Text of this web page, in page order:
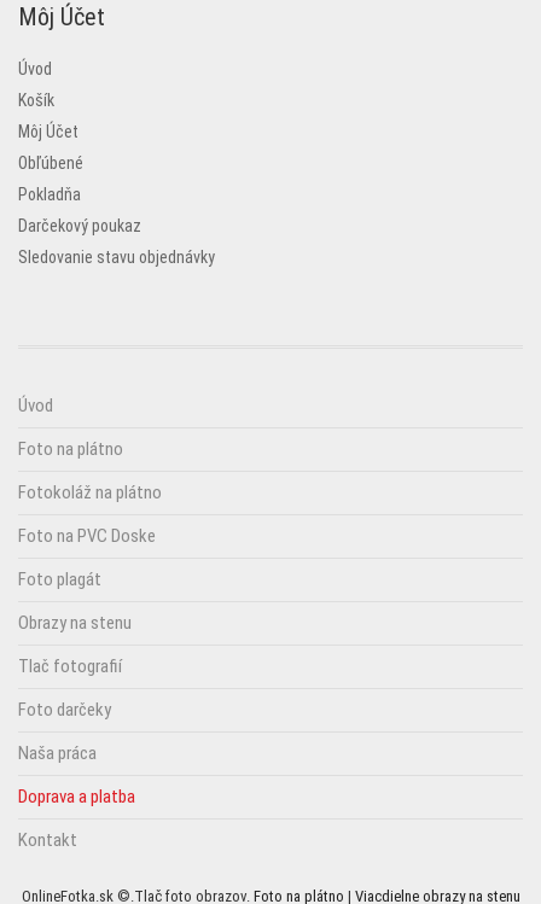
Môj Účet
Úvod
Košík
Môj Účet
Obľúbené
Pokladňa
Darčekový poukaz
Sledovanie stavu objednávky
Úvod
Foto na plátno
Fotokoláž na plátno
Foto na PVC Doske
Foto plagát
Obrazy na stenu
Tlač fotografií
Foto darčeky
Naša práca
Doprava a platba
Kontakt
OnlineFotka.sk ©.Tlač foto obrazov. Foto na plátno | Viacdielne obrazy na stenu